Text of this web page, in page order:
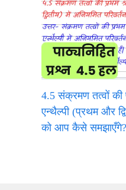
4.5 संक्रमण तत्वों
एन्थैल्पी (प्रथम और
को आप कैसे समझाएँगे?